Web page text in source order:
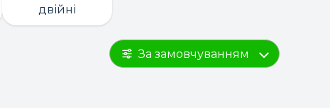
двійні
За замовчуванням